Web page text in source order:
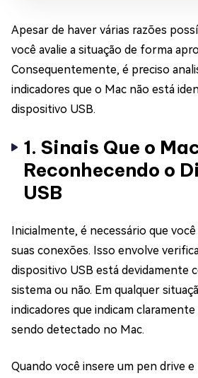
Apesar de haver várias razões
você avalie a situação de forma
Consequentemente, é preciso
indicadores que o Mac não está
dispositivo USB.
1. Sinais Que o
Reconhecendo o
USB
Inicialmente, é necessário que
suas conexões. Isso envolve
dispositivo USB está devidamente
sistema ou não. Em qualquer
indicadores que indicam
sendo detectado no Mac.
Quando você insere um pen drive e